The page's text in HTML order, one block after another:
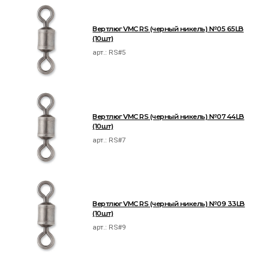
Вертлюг VMC RS (черный никель) №05 65LB
(10шт)
арт.: RS#5
Вертлюг VMC RS (черный никель) №07 44LB
(10шт)
арт.: RS#7
Вертлюг VMC RS (черный никель) №09 33LB
(10шт)
арт.: RS#9